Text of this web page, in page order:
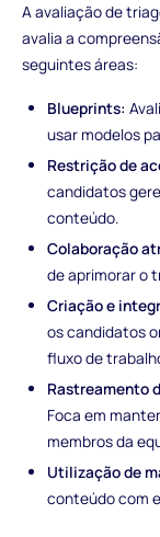
A avaliação de
avalia a
seguintes áreas:
Blueprints:
usar modelos
Restrição de
candidatos
conteúdo.
Colaboração
de aprimorar o
Criação e
os candidatos
fluxo de
Rastreamento
Foca em
membros da
Utilização de
conteúdo com